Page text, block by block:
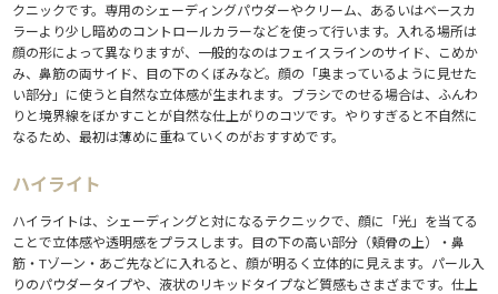
クニックです。専用のシェーディングパウダーやクリーム、あるいはベースカ
ラーより少し暗めのコントロールカラーなどを使って行います。入れる場所は
顔の形によって異なりますが、一般的なのはフェイスラインのサイド、こめか
み、鼻筋の両サイド、目の下のくぼみなど。顔の「奥まっているように見せた
い部分」に使うと自然な立体感が生まれます。ブラシでのせる場合は、ふんわ
りと境界線をぼかすことが自然な仕上がりのコツです。やりすぎると不自然に
なるため、最初は薄めに重ねていくのがおすすめです。
ハイライト
ハイライトは、シェーディングと対になるテクニックで、顔に「光」を当てる
ことで立体感や透明感をプラスします。目の下の高い部分（頬骨の上）・鼻
筋・Tゾーン・あご先などに入れると、顔が明るく立体的に見えます。パール入
りのパウダータイプや、液状のリキッドタイプなど質感もさまざまです。仕上